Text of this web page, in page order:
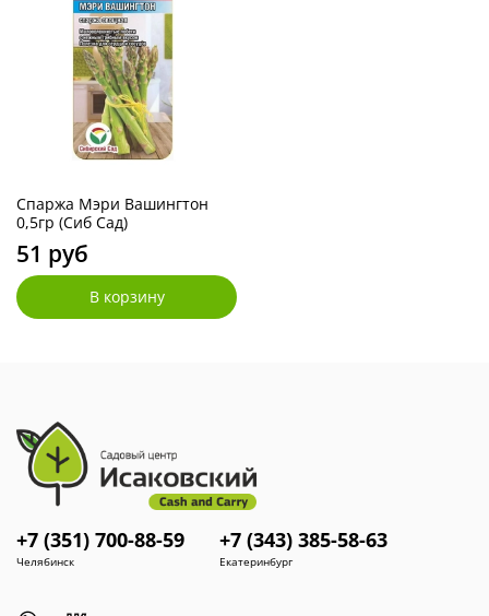
Спаржа Мэри Вашингтон
0,5гр (Сиб Сад)
51 руб
В корзину
+7 (351) 700-88-59
Челябинск
+7 (343) 385-58-63
Екатеринбург